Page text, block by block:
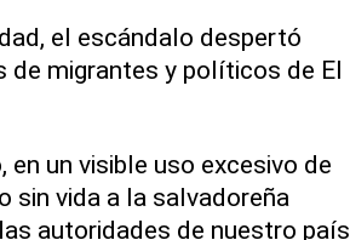
el escándalo despertó
de migrantes y políticos de El
un visible uso excesivo de
sin vida a la salvadoreña
autoridades de nuestro país